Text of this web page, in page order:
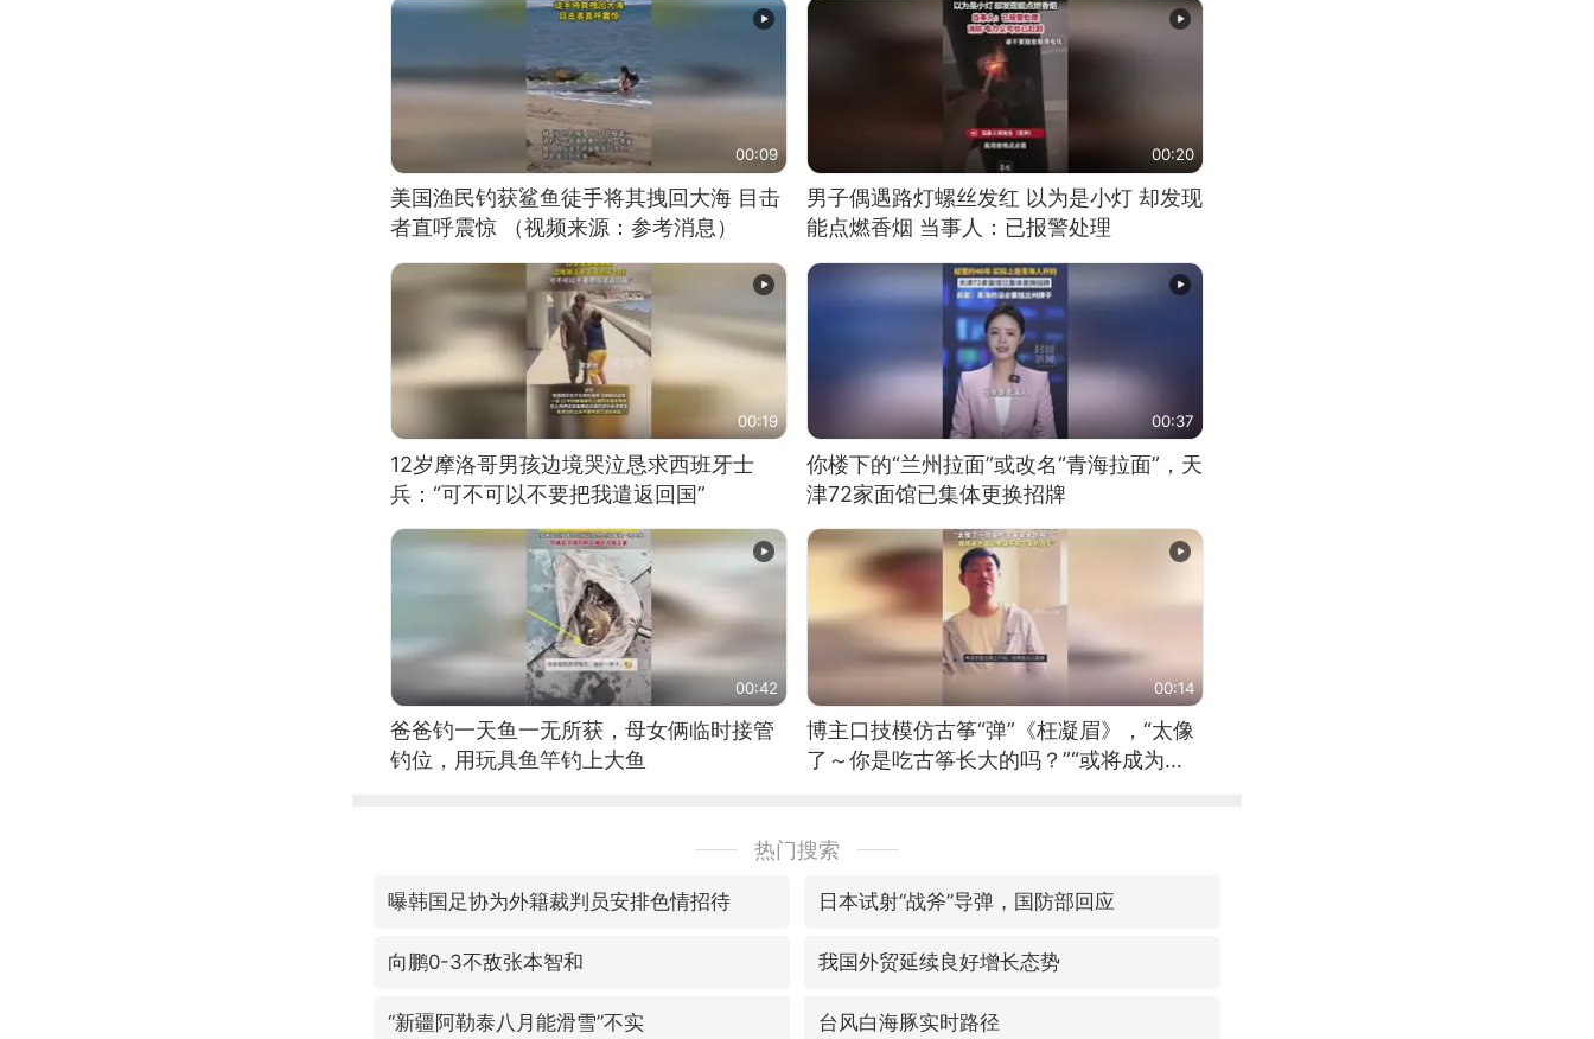
00:09
美国渔民钓获鲨鱼徒手将其拽回大海 目击
者直呼震惊 （视频来源：参考消息）
00:20
男子偶遇路灯螺丝发红 以为是小灯 却发现
能点燃香烟 当事人：已报警处理
00:19
12岁摩洛哥男孩边境哭泣恳求西班牙士
兵：“可不可以不要把我遣返回国”
00:37
你楼下的“兰州拉面”或改名“青海拉面”，天
津72家面馆已集体更换招牌
00:42
爸爸钓一天鱼一无所获，母女俩临时接管
钓位，用玩具鱼竿钓上大鱼
00:14
博主口技模仿古筝“弹”《枉凝眉》，“太像
了～你是吃古筝长大的吗？”“或将成为首
热门搜索
曝韩国足协为外籍裁判员安排色情招待 日本试射“战斧”导弹，国防部回应
向鹏0-3不敌张本智和 我国外贸延续良好增长态势
“新疆阿勒泰八月能滑雪”不实 台风白海豚实时路径